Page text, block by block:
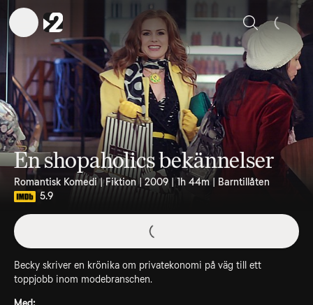
Sök
En shopaholics bekännelser
Romantisk Komedi | Fiktion | 2009 | 1h 44m | Barntillåten
5.9
Becky skriver en krönika om privatekonomi på väg till ett
toppjobb inom modebranschen.